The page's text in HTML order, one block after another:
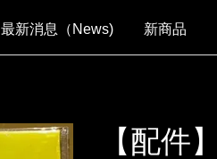
最新消息（News) 新商品
【配件